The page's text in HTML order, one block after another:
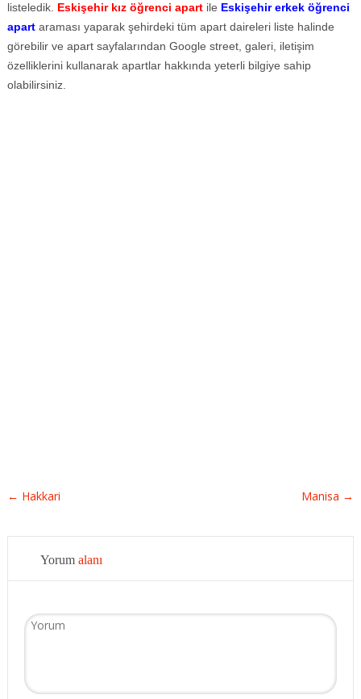
listeledik. Eskişehir kız öğrenci apartile Eskişehir erkek öğrenci
apartaraması yaparak şehirdeki tüm apart daireleri liste halinde
görebilir ve apart sayfalarından Google street, galeri, iletişim
özelliklerini kullanarak apartlar hakkında yeterli bilgiye sahip
olabilirsiniz.
← Hakkari Manisa →
Yorum alanı